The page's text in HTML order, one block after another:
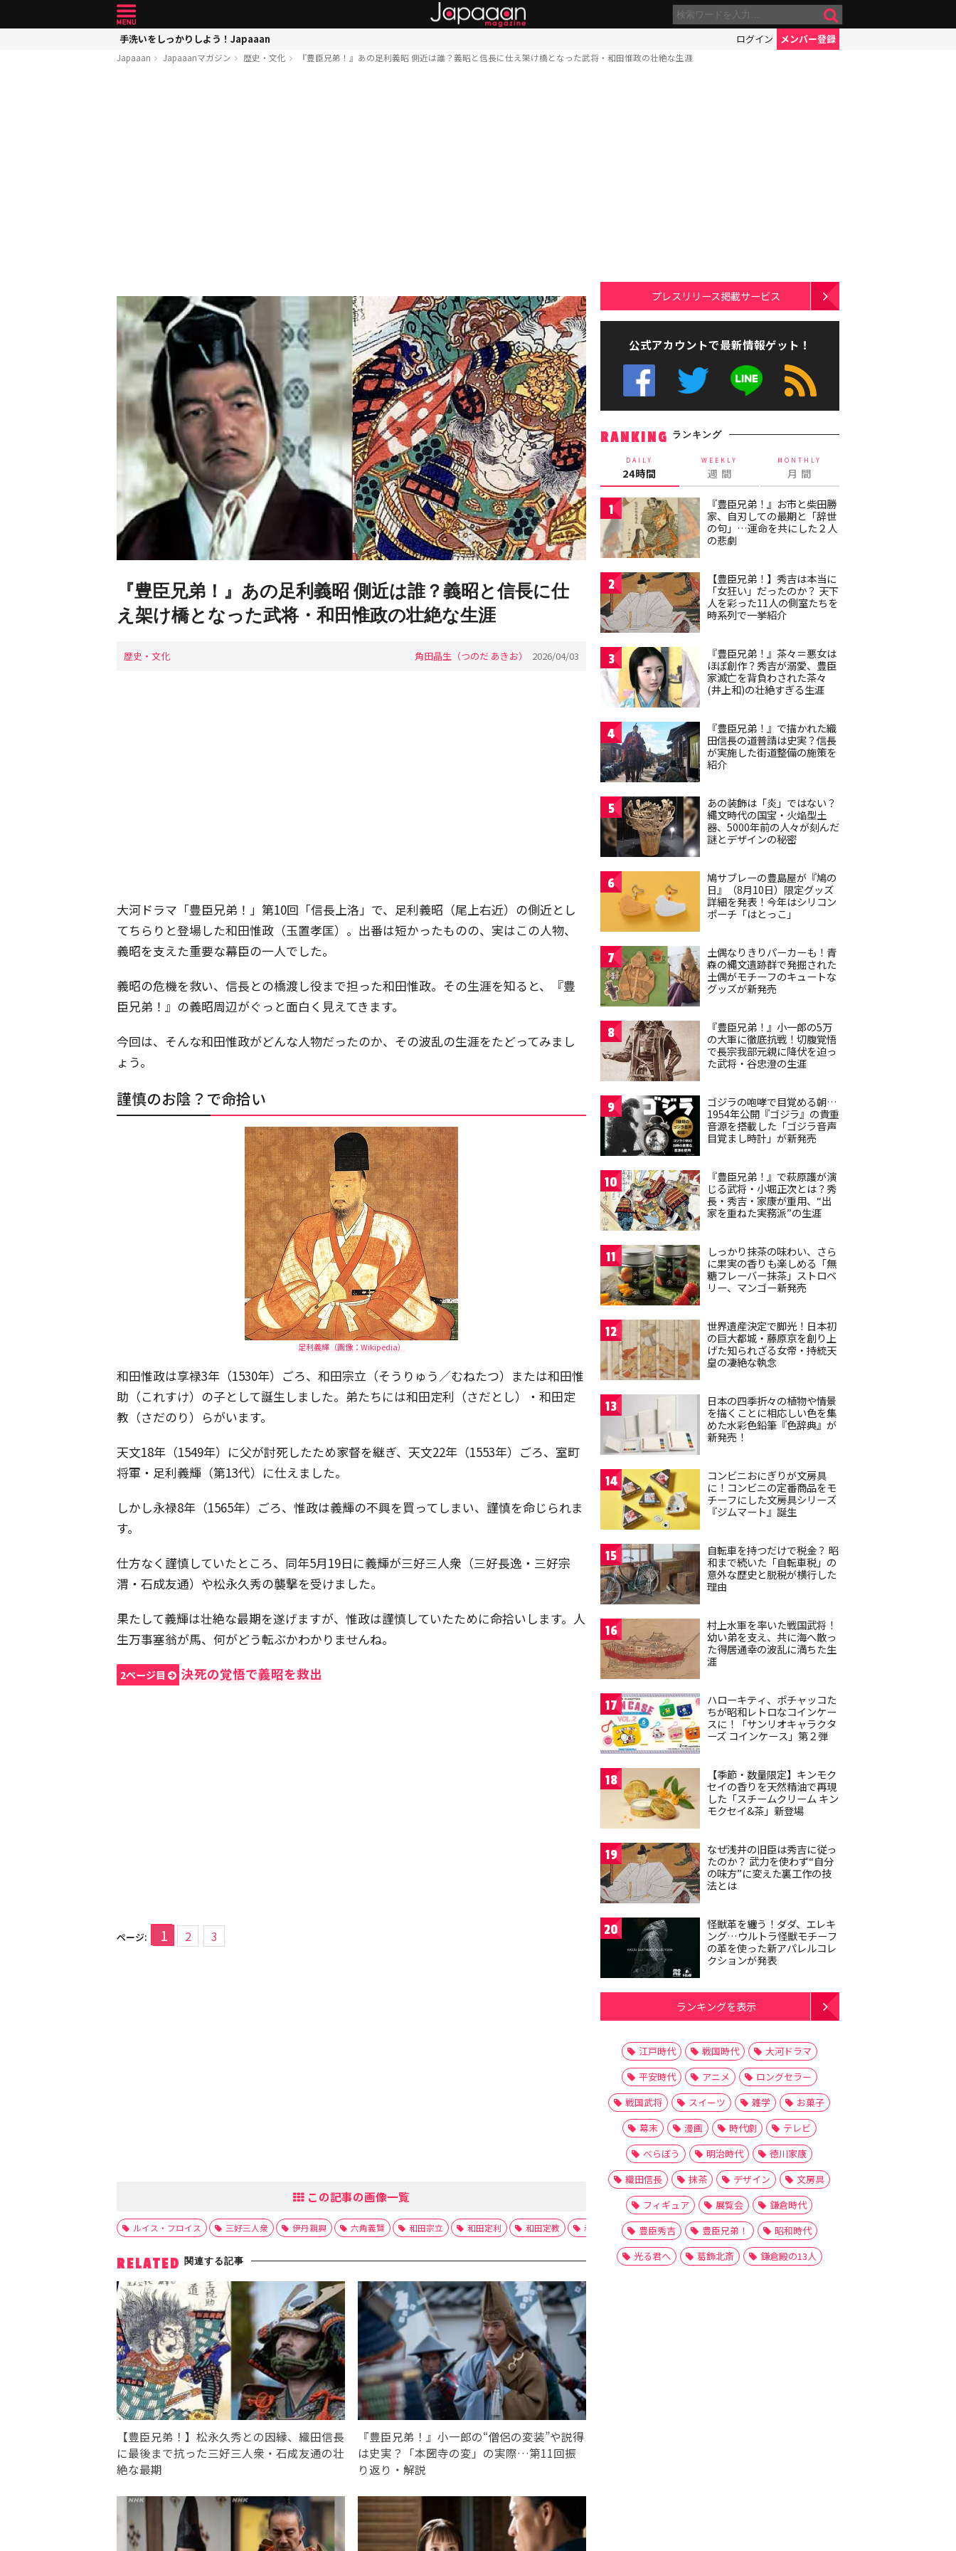
手洗いをしっかりしよう！Japaaan ログイン メンバー登録
Japaaan Japaaanマガジン 歴史・文化 『豊臣兄弟！』あの足利義昭 側近は誰？義昭と信長に仕え架け橋となった武将・和田惟政の壮絶な生涯
『豊臣兄弟！』あの足利義昭 側近は誰？義昭と信長に仕
え架け橋となった武将・和田惟政の壮絶な生涯
歴史・文化 角田晶生（つのだ あきお） 2026/04/03
大河ドラマ「豊臣兄弟！」第10回「信長上洛」で、足利義昭（尾上右近）の側近とし
てちらりと登場した和田惟政（玉置孝匡）。出番は短かったものの、実はこの人物、
義昭を支えた重要な幕臣の一人でした。
義昭の危機を救い、信長との橋渡し役まで担った和田惟政。その生涯を知ると、『豊
臣兄弟！』の義昭周辺がぐっと面白く見えてきます。
今回は、そんな和田惟政がどんな人物だったのか、その波乱の生涯をたどってみまし
ょう。
謹慎のお陰？で命拾い
足利義輝（画像：Wikipedia）
和田惟政は享禄3年（1530年）ごろ、和田宗立（そうりゅう／むねたつ）または和田惟
助（これすけ）の子として誕生しました。弟たちには和田定利（さだとし）・和田定
教（さだのり）らがいます。
天文18年（1549年）に父が討死したため家督を継ぎ、天文22年（1553年）ごろ、室町
将軍・足利義輝（第13代）に仕えました。
しかし永禄8年（1565年）ごろ、惟政は義輝の不興を買ってしまい、謹慎を命じられま
す。
仕方なく謹慎していたところ、同年5月19日に義輝が三好三人衆（三好長逸・三好宗
渭・石成友通）や松永久秀の襲撃を受けました。
果たして義輝は壮絶な最期を遂げますが、惟政は謹慎していたために命拾いします。人
生万事塞翁が馬、何がどう転ぶかわかりませんね。
2ページ目 決死の覚悟で義昭を救出
ページ: 1 2 3
この記事の画像一覧
ルイス・フロイス 三好三人衆 伊丹親興 六角義賢 和田宗立 和田定利 和田定教 和田惟助 和田惟政 和田惟長 大河ドラマ
RELATED 関連する記事
【豊臣兄弟！】松永久秀との因縁、織田信長
に最後まで抗った三好三人衆・石成友通の壮
絶な最期
『豊臣兄弟！』小一郎の“僧侶の変装”や説得
は史実？「本圀寺の変」の実際…第11回振
り返り・解説
プレスリリース掲載サービス
公式アカウントで最新情報ゲット！
RANKING ランキング
DAILY
24時間
WEEKLY
週 間
MONTHLY
月 間
1
『豊臣兄弟！』お市と柴田勝
家、自刃しての最期と「辞世
の句」…運命を共にした２人
の悲劇
2
【豊臣兄弟！】秀吉は本当に
「女狂い」だったのか？ 天下
人を彩った11人の側室たちを
時系列で一挙紹介
3
『豊臣兄弟！』茶々＝悪女は
ほぼ創作？秀吉が溺愛、豊臣
家滅亡を背負わされた茶々
(井上和)の壮絶すぎる生涯
4
『豊臣兄弟！』で描かれた織
田信長の道普請は史実？信長
が実施した街道整備の施策を
紹介
5
あの装飾は「炎」ではない？
縄文時代の国宝・火焔型土
器、5000年前の人々が刻んだ
謎とデザインの秘密
6
鳩サブレーの豊島屋が『鳩の
日』（8月10日）限定グッズ
詳細を発表！今年はシリコン
ポーチ「はとっこ」
7
土偶なりきりパーカーも！青
森の縄文遺跡群で発掘された
土偶がモチーフのキュートな
グッズが新発売
8
『豊臣兄弟！』小一郎の5万
の大軍に徹底抗戦！切腹覚悟
で長宗我部元親に降伏を迫っ
た武将・谷忠澄の生涯
9
ゴジラの咆哮で目覚める朝…
1954年公開『ゴジラ』の貴重
音源を搭載した「ゴジラ音声
目覚まし時計」が新発売
10
『豊臣兄弟！』で萩原護が演
じる武将・小堀正次とは？秀
長・秀吉・家康が重用、“出
家を重ねた実務派”の生涯
11
しっかり抹茶の味わい、さら
に果実の香りも楽しめる「無
糖フレーバー抹茶」ストロベ
リー、マンゴー新発売
12
世界遺産決定で脚光！日本初
の巨大都城・藤原京を創り上
げた知られざる女帝・持統天
皇の凄絶な執念
13
日本の四季折々の植物や情景
を描くことに相応しい色を集
めた水彩色鉛筆『色辞典』が
新発売！
14
コンビニおにぎりが文房具
に！コンビニの定番商品をモ
チーフにした文房具シリーズ
『ジムマート』誕生
15
自転車を持つだけで税金？ 昭
和まで続いた「自転車税」の
意外な歴史と脱税が横行した
理由
16
村上水軍を率いた戦国武将！
幼い弟を支え、共に海へ散っ
た得居通幸の波乱に満ちた生
涯
17
ハローキティ、ポチャッコた
ちが昭和レトロなコインケー
スに！「サンリオキャラクタ
ーズ コインケース」第２弾
18
【季節・数量限定】キンモク
セイの香りを天然精油で再現
した「スチームクリーム キン
モクセイ&茶」新登場
19
なぜ浅井の旧臣は秀吉に従っ
たのか？ 武力を使わず“自分
の味方”に変えた裏工作の技
法とは
20
怪獣革を纏う！ダダ、エレキ
ング…ウルトラ怪獣モチーフ
の革を使った新アパレルコレ
クションが発表
ランキングを表示
江戸時代 戦国時代
大河ドラマ
平安時代
アニメ
ロングセラー
戦国武将
スイーツ 雑学
お菓子
幕末
漫画 時代劇
テレビ
べらぼう
明治時代
徳川家康
織田信長
抹茶 デザイン
文房具
フィギュア
展覧会
鎌倉時代
豊臣秀吉
豊臣兄弟！
昭和時代
光る君へ
葛飾北斎 鎌倉殿の13人